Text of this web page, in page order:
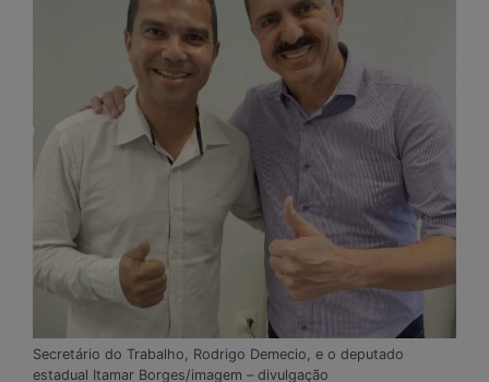
Secretário do Trabalho, Rodrigo Demecio, e o deputado
estadual Itamar Borges/imagem – divulgação